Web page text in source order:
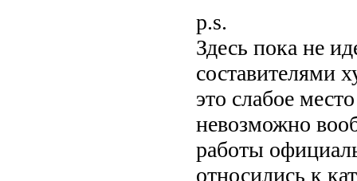
p.s.
Здесь пока не
составителями
это слабое
невозможно
работы
относились к